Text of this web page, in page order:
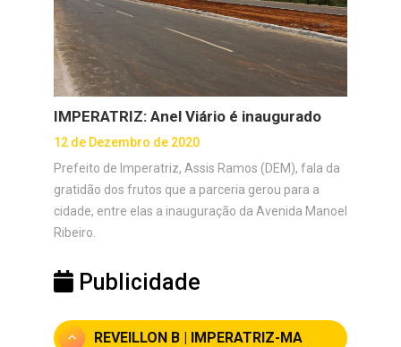
IMPERATRIZ: Anel Viário é inaugurado
12 de Dezembro de 2020
Prefeito de Imperatriz, Assis Ramos (DEM), fala da
gratidão dos frutos que a parceria gerou para a
cidade, entre elas a inauguração da Avenida Manoel
Ribeiro.
Publicidade
REVEILLON B | IMPERATRIZ-MA